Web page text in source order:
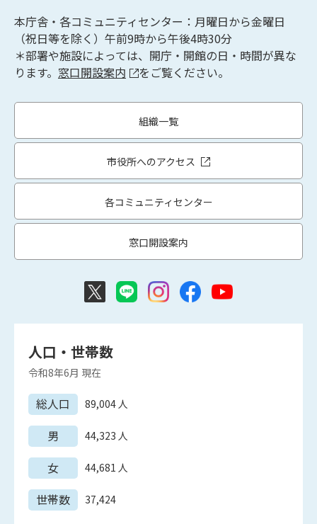
本庁舎・各コミュニティセンター：月曜日から金曜日
（祝日等を除く）午前9時から午後4時30分
＊部署や施設によっては、開庁・開館の日・時間が異な
ります。 窓口開設案内 をご覧ください。
組織一覧
市役所へのアクセス
各コミュニティセンター
窓口開設案内
人口・世帯数
令和8年6月 現在
総人口 89,004 人
男 44,323 人
女 44,681 人
世帯数 37,424